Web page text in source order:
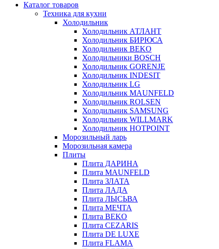
Каталог товаров
Техника для кухни
Холодильник
Холодильник АТЛАНТ
Холодильник БИРЮСА
Холодильник BEKO
Холодильники BOSCH
Холодильник GORENJE
Холодильник INDESIT
Холодильник LG
Холодильник MAUNFELD
Холодильник ROLSEN
Холодильник SAMSUNG
Холодильник WILLMARK
Холодильник HOTPOINT
Морозильный ларь
Морозильная камера
Плиты
Плита ДАРИНА
Плита MAUNFELD
Плита ЗЛАТА
Плита ЛАДА
Плита ЛЫСЬВА
Плита МЕЧТА
Плита BEKO
Плита CEZARIS
Плита DE LUXE
Плита FLAMA